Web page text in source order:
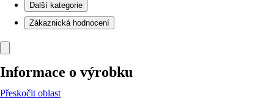
Další kategorie
Zákaznická hodnocení
Informace o výrobku
Přeskočit oblast